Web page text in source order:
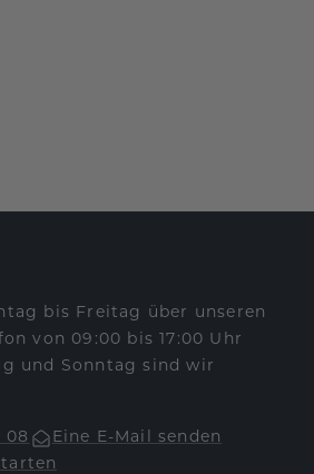
bis Freitag über unseren
von 09:00 bis 17:00 Uhr
und Sonntag sind wir
08
Eine E-Mail senden